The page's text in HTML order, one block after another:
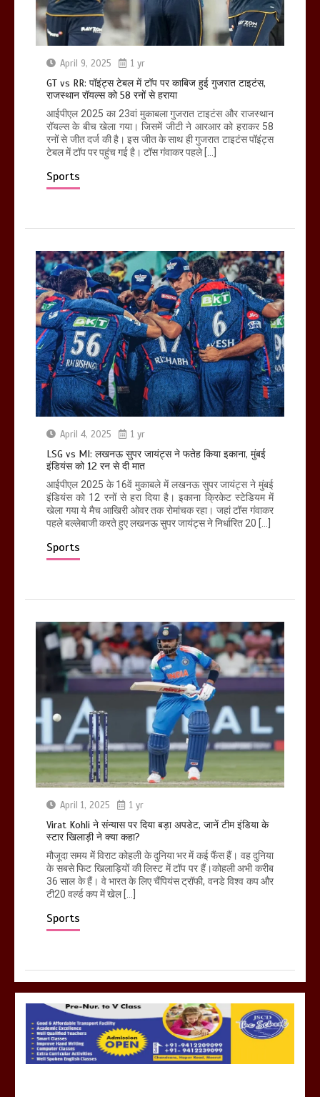
April 9, 2025 1 yr
GT vs RR: पॉइंट्स टेबल में टॉप पर काबिज हुई गुजरात टाइटंस,
राजस्थान रॉयल्स को 58 रनों से हराया
आईपीएल 2025 का 23वां मुकाबला गुजरात टाइटंस और राजस्थान
रॉयल्स के बीच खेला गया। जिसमें जीटी ने आरआर को हराकर 58
रनों से जीत दर्ज की है। इस जीत के साथ ही गुजरात टाइटंस पॉइंट्स
टेबल में टॉप पर पहुंच गई है। टॉस गंवाकर पहले […]
Sports
April 4, 2025 1 yr
LSG vs MI: लखनऊ सुपर जायंट्स ने फतेह किया इकाना, मुंबई
इंडियंस को 12 रन से दी मात
आईपीएल 2025 के 16वें मुकाबले में लखनऊ सुपर जायंट्स ने मुंबई
इंडियंस को 12 रनों से हरा दिया है। इकाना क्रिकेट स्टेडियम में
खेला गया ये मैच आखिरी ओवर तक रोमांचक रहा। जहां टॉस गंवाकर
पहले बल्लेबाजी करते हुए लखनऊ सुपर जायंट्स ने निर्धारित 20 […]
Sports
April 1, 2025 1 yr
Virat Kohli ने संन्यास पर दिया बड़ा अपडेट, जानें टीम इंडिया के
स्टार खिलाड़ी ने क्या कहा?
मौजूदा समय में विराट कोहली के दुनिया भर में कई फैंस हैं। वह दुनिया
के सबसे फिट खिलाड़ियों की लिस्ट में टॉप पर हैं।कोहली अभी करीब
36 साल के हैं। वे भारत के लिए चैंपियंस ट्रॉफी, वनडे विश्व कप और
टी20 वर्ल्ड कप में खेल […]
Sports